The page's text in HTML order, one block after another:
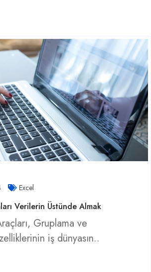
Excel
Verilerin Üstünde Almak
Gruplama ve
iş dünyasın..